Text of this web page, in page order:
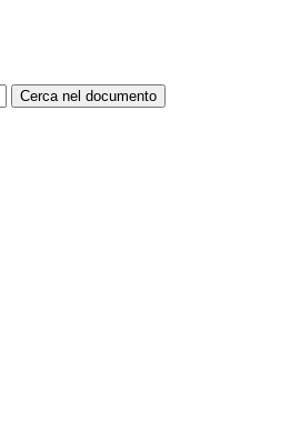
Cerca nel documento